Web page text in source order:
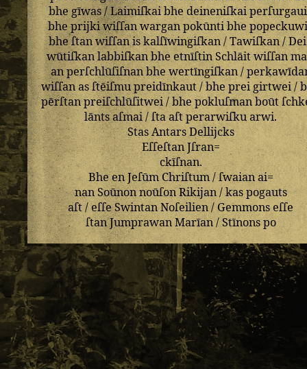
bhe gīwas/Laimiſkaibhedeineniſkaiperſurgaui
bheprijkiwiſſanwarganpokūntibhe popeckuwi
bheſtanwiſſanis kalſīwingiſkan/Tawiſkan/
wūtiſkanlabbiſkanbhe etnīſtinSchlāitwiſſan
anperſchlūſiſnanbhe wertīngiſkan/
wiſſan asſtēiſmupreidīnkaut/bhe prei girtwei/
pērſtanpreiſchlūſitwei/bhe pokluſmanboūt
lāntsaſmai/ſta aſtperarwiſkuarwi.
StasAntarsDellijcks
EſſeſtanJſran=
ckīſnan.
BheenJeſūmChriſtum/ſwaianai=
nanSoūnonnoūſonRikijan/kaspogauts
aſt/eſſeSwintan Noſeilien/Gemmons eſſe
ſtanJumprawanMarīan/Stīnonspo